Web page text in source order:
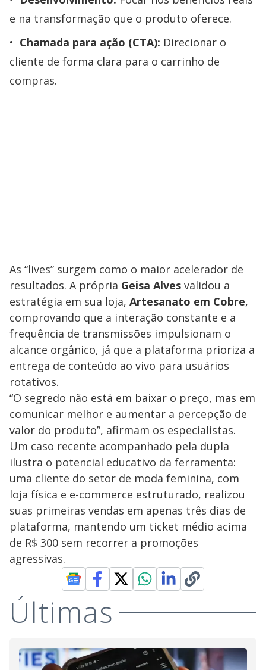
e na transformação que o produto oferece.
Chamada para ação (CTA): Direcionar o
cliente de forma clara para o carrinho de
compras.
As “lives” surgem como o maior acelerador de
resultados. A própria Geisa Alves validou a
estratégia em sua loja, Artesanato em Cobre,
comprovando que a interação constante e a
frequência de transmissões impulsionam o
alcance orgânico, já que a plataforma prioriza a
entrega de conteúdo ao vivo para usuários
rotativos.
“O segredo não está em baixar o preço, mas em
comunicar melhor e aumentar a percepção de
valor do produto”, afirmam os especialistas.
Um caso recente acompanhado pela dupla
ilustra o potencial educativo da ferramenta:
uma cliente do setor de moda feminina, com
loja física e e-commerce estruturado, realizou
suas primeiras vendas em apenas três dias de
plataforma, mantendo um ticket médio acima
de R$ 300 sem recorrer a promoções
agressivas.
Últimas